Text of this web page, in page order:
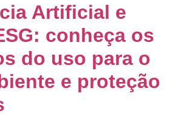
Artificial e
conheça os
do uso para o
e proteção